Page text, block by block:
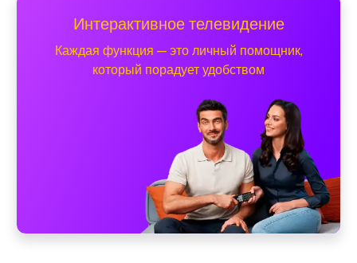
Интерактивное телевидение
Каждая функция — это личный помощник,
который порадует удобством